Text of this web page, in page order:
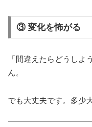
③ 変化を怖がる
「間違えたらどうしよ
ん。
でも大丈夫です。多少